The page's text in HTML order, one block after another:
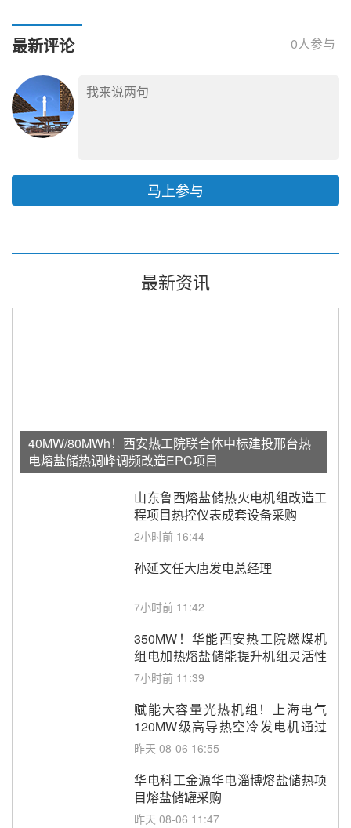
标
最新评论 0人参与
马上参与
最新资讯
40MW/80MWh！西安热工院联合体中标建投邢台热
电熔盐储热调峰调频改造EPC项目
山东鲁西熔盐储热火电机组改造工
程项目热控仪表成套设备采购
2小时前 16:44
孙延文任大唐发电总经理
7小时前 11:42
350MW！华能西安热工院燃煤机
组电加热熔盐储能提升机组灵活性
改造项目初步设计第三方评审服务
7小时前 11:39
赋能大容量光热机组！上海电气
120MW级高导热空冷发电机通过
型式试验
昨天 08-06 16:55
华电科工金源华电淄博熔盐储热项
目熔盐储罐采购
昨天 08-06 11:47